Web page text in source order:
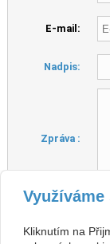
E-mail:
Nadpis:
Zpráva :
Kliknutím na